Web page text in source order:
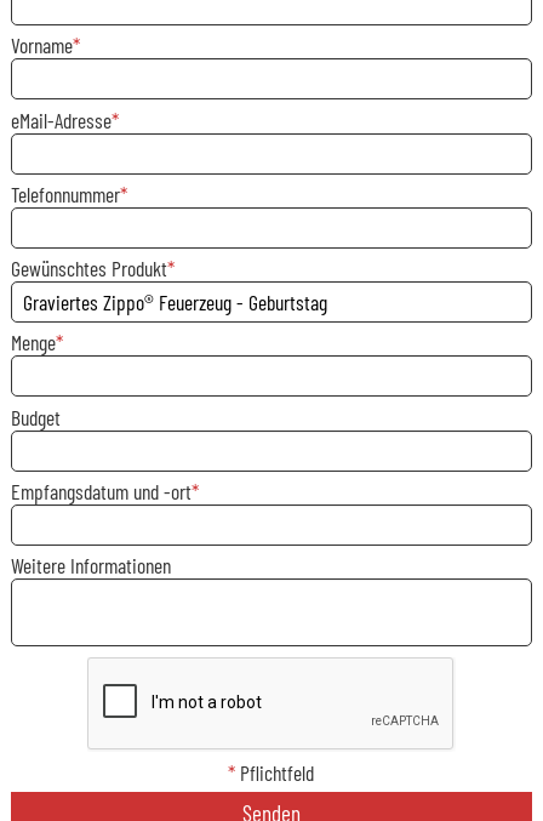
Vorname
eMail-Adresse
Telefonnummer
Gewünschtes Produkt
Menge
Budget
Empfangsdatum und -ort
Weitere Informationen
* Pflichtfeld
Senden